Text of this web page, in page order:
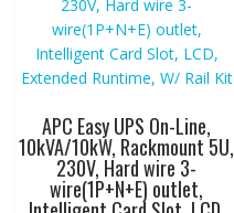
APC Easy UPS On-Line,
10kVA/10kW, Rackmount 5U,
230V, Hard wire 3-
wire(1P+N+E) outlet,